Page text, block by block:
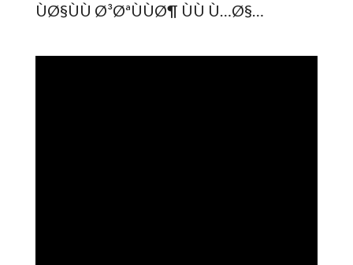
ÙØ§ÙÙ Ø³ØªÙÙØ¶ ÙÙ Ù…Ø§…